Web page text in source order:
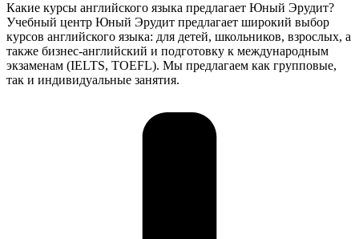
Какие курсы английского языка предлагает Юный Эрудит?
Учебный центр Юный Эрудит предлагает широкий выбор
курсов английского языка: для детей, школьников, взрослых, а
также бизнес-английский и подготовку к международным
экзаменам (IELTS, TOEFL). Мы предлагаем как групповые,
так и индивидуальные занятия.